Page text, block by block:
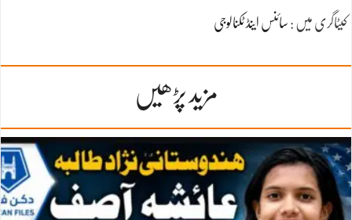
کیٹاگری میں : سائنس اینڈ ٹکنالوجی
مزید پڑھیں